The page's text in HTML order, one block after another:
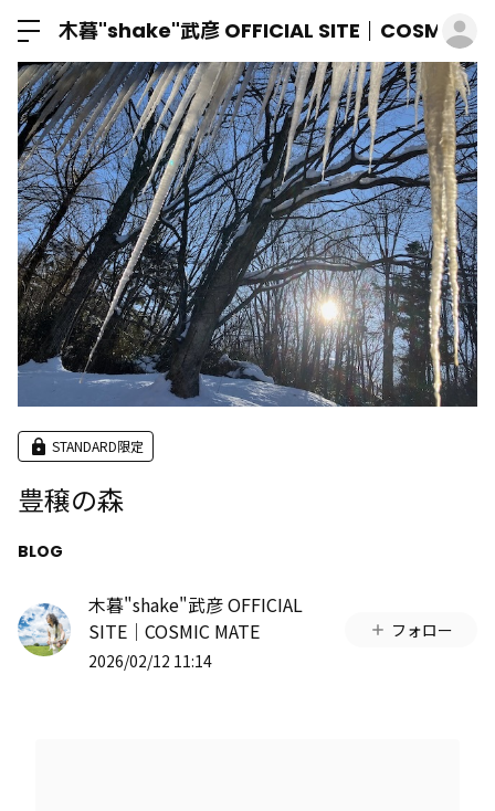
木暮"shake"武彦 OFFICIAL SITE│COSMIC
STANDARD限定
豊穣の森
BLOG
木暮"shake"武彦 OFFICIAL
SITE│COSMIC MATE
2026/02/12 11:14
フォロー